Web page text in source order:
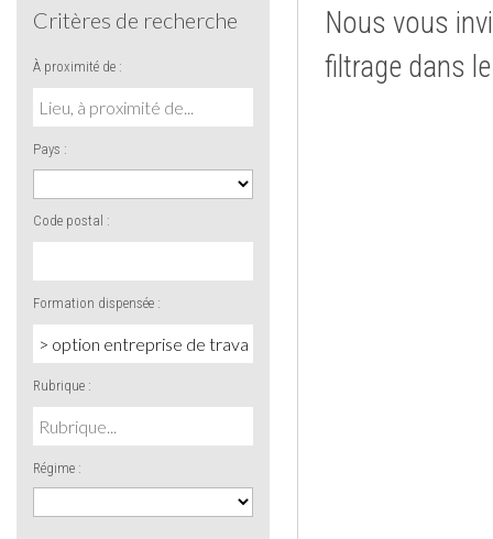
Critères de recherche
À proximité de :
Pays :
Code postal :
Formation dispensée :
Rubrique :
Régime :
Nous vous
filtrage dans